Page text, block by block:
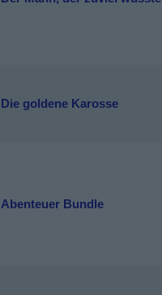
Die goldene Karosse
Abenteuer Bundle